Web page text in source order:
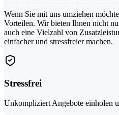
Wenn Sie mit uns umziehen
Vorteilen. Wir bieten Ihnen nicht
auch eine Vielzahl von
einfacher und stressfreier machen.
Stressfrei
Unkompliziert Angebote einholen